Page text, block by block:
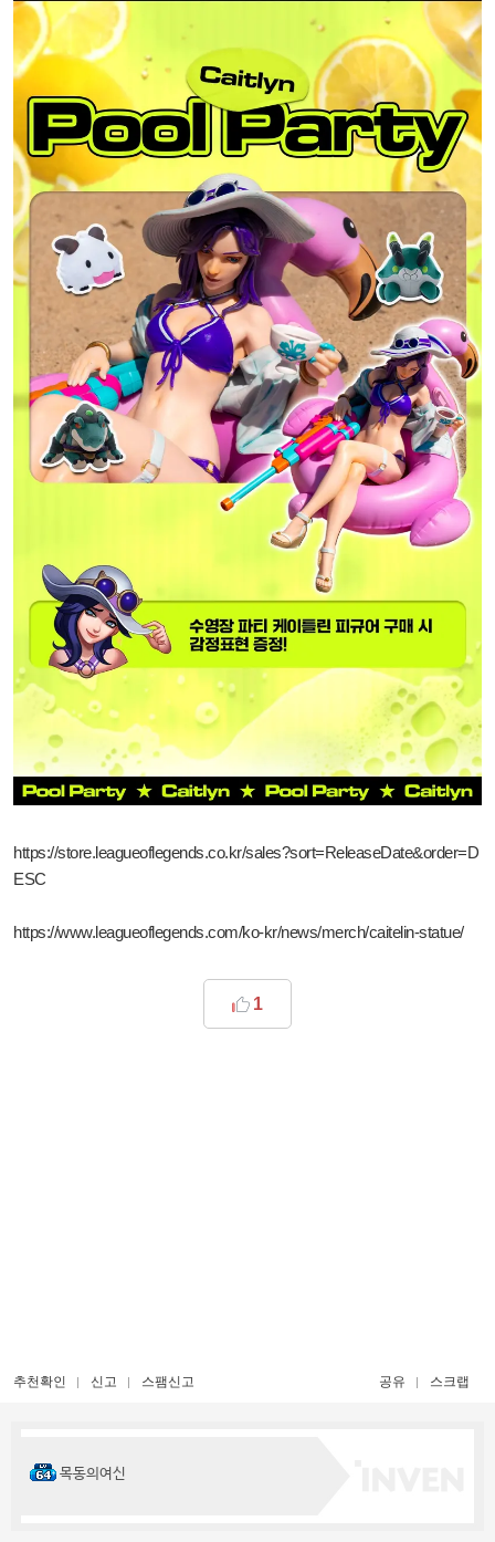
https://store.leagueoflegends.co.kr/sales?sort=ReleaseDate&order=D
ESC
https://www.leagueoflegends.com/ko-kr/news/merch/caitelin-statue/
1
추천확인 신고 스팸신고 공유 스크랩
목동의여신